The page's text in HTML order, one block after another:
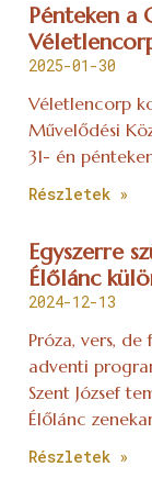
Pénteken a
2025-01-30
Véletlencorp
Művelődési
31- én
Részletek »
Egyszerre
Élőlánc
2024-12-13
Próza, vers,
adventi
Szent József
Élőlánc
Részletek »